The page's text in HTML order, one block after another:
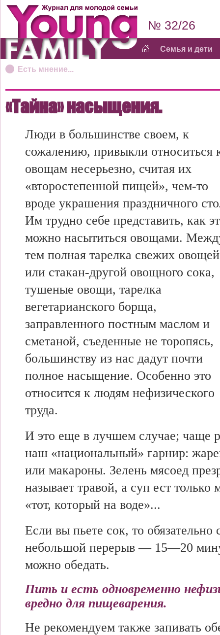
Есть мнение...
«Тайна» насыщения.
Люди в большинстве своем, к
сожалению, привыкли относиться
овощам несерьезно, считая их
«второстепенной пищей», чем-то
вроде украшения праздничного
Им трудно себе представить, как
можно насытиться овощами.
тем полная тарелка свежих овощей
или стакан-другой овощного сока,
тушеные овощи, тарелка
вегетарианского борща,
заправленного постным маслом и
сметаной, съеденные не торопясь,
большинству из нас дадут почти
полное насыщение. Особенно это
относится к людям нефизического
труда.
И это еще в лучшем случае; чаще
наш «национальный» гарнир:
или макароны. Зелень мясоед
называет травой, а суп ест только
«тот, который на воде»...
Если вы пьете сок, то обязательно
небольшой перерыв — 15—20
можно обедать.
Пить и есть одновременно
вредно для пищеварения.
Не рекомендуем также запивать
№ 32/26
Семья и дети